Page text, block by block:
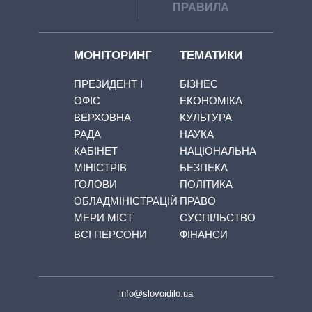
ПРАВИЛА
МОНІТОРИНГ
ПРЕЗИДЕНТ І
ОФІС
ВЕРХОВНА
РАДА
КАБІНЕТ
МІНІСТРІВ
ГОЛОВИ
ОБЛАДМІНІСТРАЦІЙ
МЕРИ МІСТ
ВСІ ПЕРСОНИ
ТЕМАТИКИ
БІЗНЕС
ЕКОНОМІКА
КУЛЬТУРА
НАУКА
НАЦІОНАЛЬНА
БЕЗПЕКА
ПОЛІТИКА
ПРАВО
СУСПІЛЬСТВО
ФІНАНСИ
info@slovoidilo.ua